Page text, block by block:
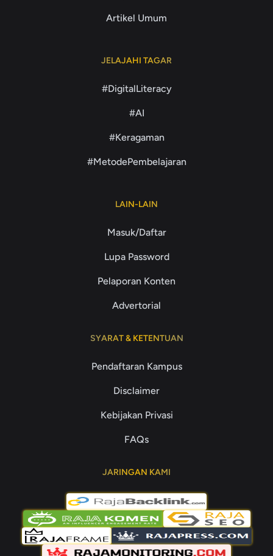
Artikel Umum
JELAJAHI TAGAR
#DigitalLiteracy
#AI
#Keragaman
#MetodePembelajaran
LAIN-LAIN
Masuk/Daftar
Lupa Password
Pelaporan Konten
Advertorial
SYARAT & KETENTUAN
Pendaftaran Kampus
Disclaimer
Kebijakan Privasi
FAQs
JARINGAN KAMI